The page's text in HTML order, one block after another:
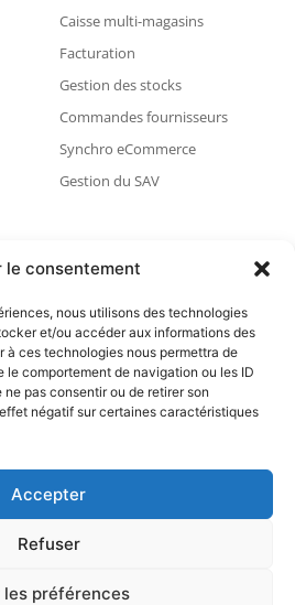
le consentement
nous utilisons des technologies
et/ou accéder aux informations des
à ces technologies nous permettra de
le comportement de navigation ou les ID
pas consentir ou de retirer son
négatif sur certaines caractéristiques
Accepter
Refuser
les préférences
Caisse multi-magasins
Facturation
Gestion des stocks
Commandes fournisseurs
Synchro eCommerce
Gestion du SAV